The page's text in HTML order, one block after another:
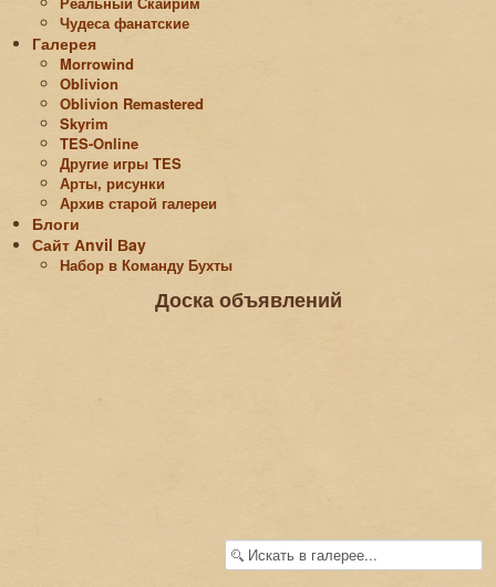
Чудеса фанатские
Галерея
Morrowind
Oblivion
Oblivion Remastered
Skyrim
TES-Online
Другие игры TES
Арты, рисунки
Архив старой галереи
Блоги
Сайт Аnvil Вay
Набор в Команду Бухты
Доска объявлений